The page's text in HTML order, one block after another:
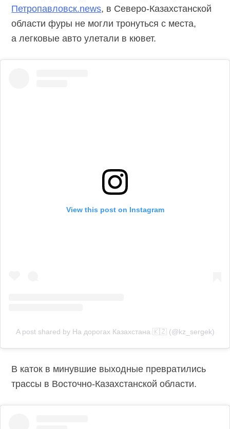
Петропавловск.news, в Северо-Казахстанской
области фуры не могли тронуться с места,
а легковые авто улетали в кювет.
View this post on Instagram
A post shared by На дорогах Казахстана 🇰🇿 (@kz_sergek)
В каток в минувшие выходные превратились
трассы в Восточно-Казахстанской области.